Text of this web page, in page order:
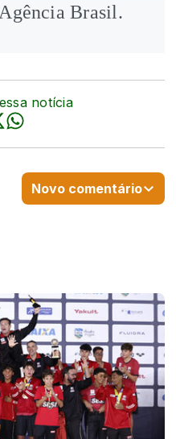
Brasil.
notícia
Novo comentário